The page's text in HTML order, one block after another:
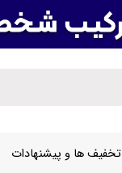
تخفیف ها و پیشنهادات